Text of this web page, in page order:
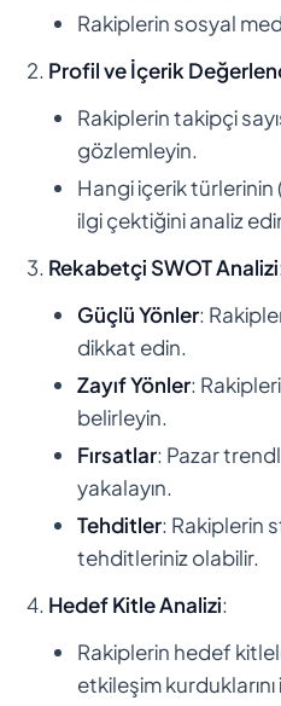
Rakiplerin sosyal
Profil ve İçerik
Rakiplerin takipçi
gözlemleyin.
Hangi içerik
ilgi çektiğini analiz
Rekabetçi SWOT Analizi:
Güçlü Yönler:
dikkat edin.
Zayıf Yönler:
belirleyin.
Fırsatlar: Pazar
yakalayın.
Tehditler: Rakiplerin
tehditleriniz olabilir.
Hedef Kitle Analizi:
Rakiplerin hedef
etkileşim